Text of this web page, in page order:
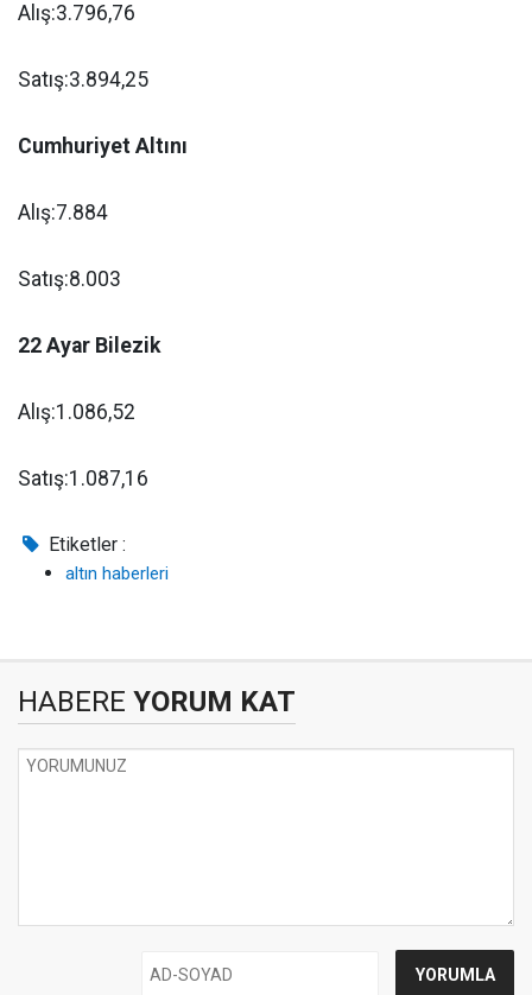
Alış:3.796,76
Satış:3.894,25
Cumhuriyet Altını
Alış:7.884
Satış:8.003
22 Ayar Bilezik
Alış:1.086,52
Satış:1.087,16
Etiketler :
altın haberleri
HABERE YORUM KAT